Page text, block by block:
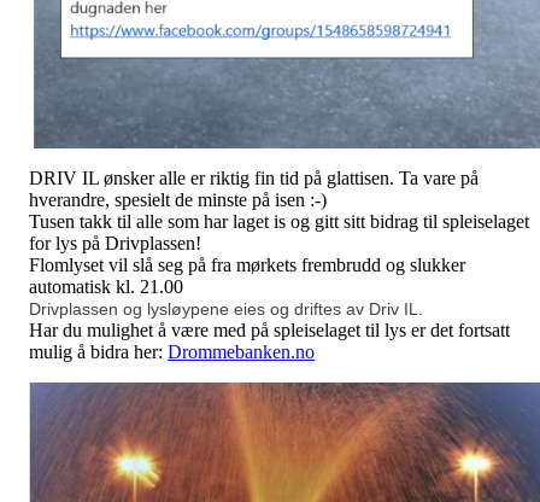
DRIV IL ønsker alle er riktig fin tid på glattisen. Ta vare på
hverandre, spesielt de minste på isen :-)
Tusen takk til alle som har laget is og gitt sitt bidrag til spleiselaget
for lys på Drivplassen!
Flomlyset vil slå seg på fra mørkets frembrudd og slukker
automatisk kl. 21.00
Drivplassen og lysløypene eies og driftes av Driv IL.
Har du mulighet å være med på spleiselaget til lys er det fortsatt
mulig å bidra her: Drommebanken.no